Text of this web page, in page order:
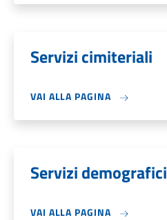
Servizi cimiteriali
VAI ALLA PAGINA
Servizi demografici
VAI ALLA PAGINA